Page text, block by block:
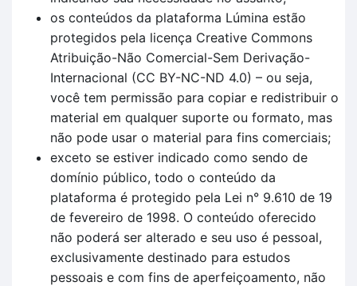
os conteúdos da plataforma Lúmina estão
protegidos pela licença Creative Commons
Atribuição-Não Comercial-Sem Derivação-
Internacional (CC BY-NC-ND 4.0) – ou seja,
você tem permissão para copiar e redistribuir o
material em qualquer suporte ou formato, mas
não pode usar o material para fins comerciais;
exceto se estiver indicado como sendo de
domínio público, todo o conteúdo da
plataforma é protegido pela Lei n° 9.610 de 19
de fevereiro de 1998. O conteúdo oferecido
não poderá ser alterado e seu uso é pessoal,
exclusivamente destinado para estudos
pessoais e com fins de aperfeiçoamento, não